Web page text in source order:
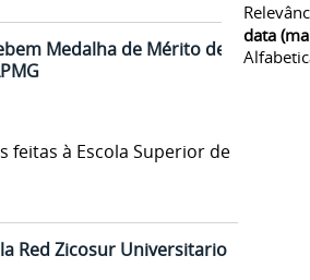
data
Medalha de Mérito de
feitas à Escola Superior de
Red Zicosur Universitario